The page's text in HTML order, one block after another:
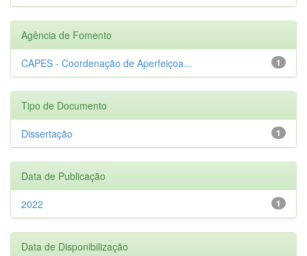
Agência de Fomento
1
CAPES - Coordenação de Aperfeiçoa...
Tipo de Documento
1
Dissertação
Data de Publicação
1
2022
Data de Disponibilização